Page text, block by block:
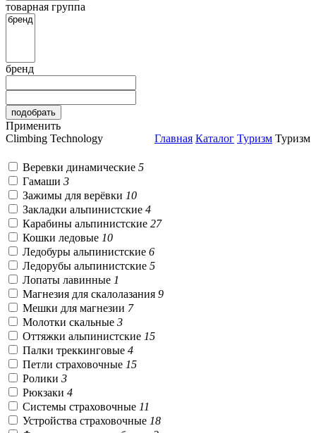
товарная группа
бренд
Применить
Climbing Technology
Главная Каталог Туризм Туризм
Веревки динамические 5
Гамаши 3
Зажимы для верёвки 10
Закладки альпинистские 4
Карабины альпинистские 27
Кошки ледовые 10
Ледобуры альпинистские 6
Ледорубы альпинистские 5
Лопаты лавинные 1
Магнезия для скалолазания 9
Мешки для магнезии 7
Молотки скальные 3
Оттяжки альпинистские 15
Палки треккинговые 4
Петли страховочные 15
Ролики 3
Рюкзаки 4
Системы страховочные 11
Устройства страховочные 18